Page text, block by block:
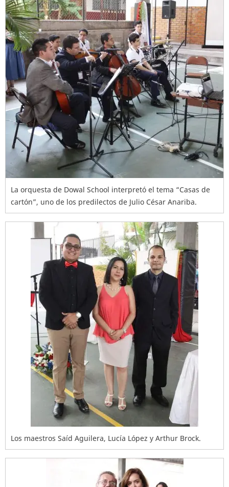
La orquesta de Dowal School interpretó el tema “Casas de
cartón”, uno de los predilectos de Julio César Anariba.
Los maestros Saíd Aguilera, Lucía López y Arthur Brock.